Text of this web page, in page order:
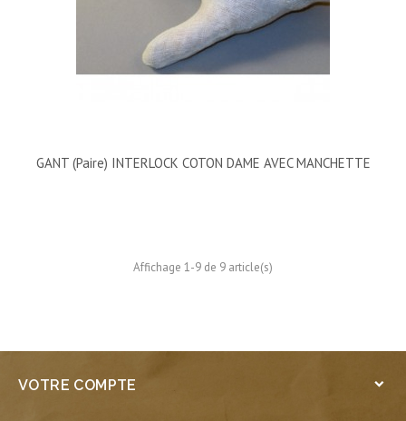
GANT (Paire) INTERLOCK COTON DAME AVEC MANCHETTE
Affichage 1-9 de 9 article(s)
VOTRE COMPTE 